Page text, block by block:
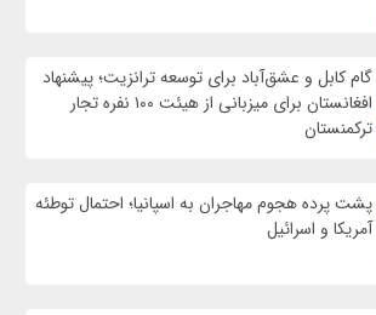
گام کابل و عشق‌آباد برای توسعه ترانزیت؛ پیشنهاد
افغانستان برای میزبانی از هیئت ۱۰۰ نفره تجار
ترکمنستان
پشت پرده هجوم مهاجران به اسپانیا؛ احتمال توطئه
آمریکا و اسرائیل